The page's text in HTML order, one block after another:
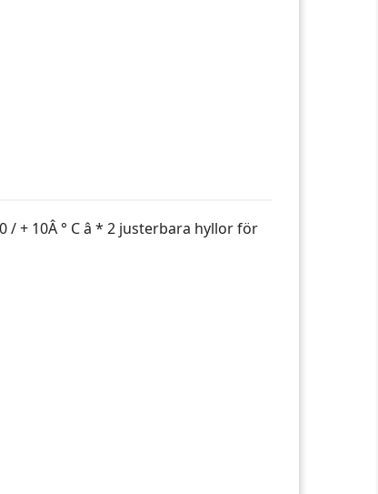
+ 10Â ° C â * 2 justerbara hyllor för